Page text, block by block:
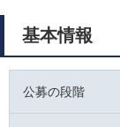
基本情報
公募の段階